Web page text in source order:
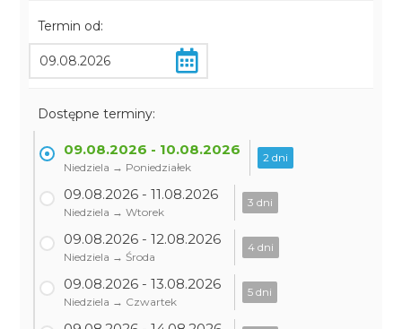
Termin od:
Dostępne terminy:
09.08.2026 - 10.08.2026
Niedziela → Poniedziałek
2 dni
09.08.2026 - 11.08.2026
Niedziela → Wtorek
3 dni
09.08.2026 - 12.08.2026
Niedziela → Środa
4 dni
09.08.2026 - 13.08.2026
Niedziela → Czwartek
5 dni